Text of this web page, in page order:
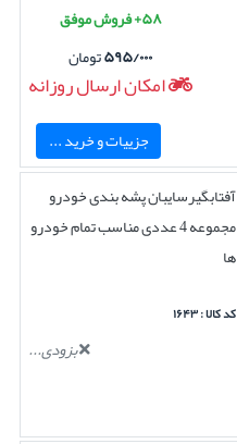
۵۸+ فروش موفق
۵۹۵/۰۰۰تومان
امکان ارسال روزانه
جزییات و خرید ...
آفتابگیرسایبان پشه بندی خودرو
مجموعه 4 عددی مناسب تمام خودرو
ها
کد کالا : ۱۶۴۳
بزودی...